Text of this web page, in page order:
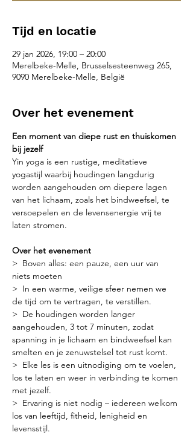
Tijd en locatie
29 jan 2026, 19:00 – 20:00
Merelbeke-Melle, Brusselsesteenweg 265,
9090 Merelbeke-Melle, België
Over het evenement
Een moment van diepe rust en thuiskomen
bij jezelf
Yin yoga is een rustige, meditatieve
yogastijl waarbij houdingen langdurig
worden aangehouden om diepere lagen
van het lichaam, zoals het bindweefsel, te
versoepelen en de levensenergie vrij te
laten stromen.
Over het evenement
>  Boven alles: een pauze, een uur van
niets moeten
>  In een warme, veilige sfeer nemen we
de tijd om te vertragen, te verstillen.
>  De houdingen worden langer
aangehouden, 3 tot 7 minuten, zodat
spanning in je lichaam en bindweefsel kan
smelten en je zenuwstelsel tot rust komt.
>  Elke les is een uitnodiging om te voelen,
los te laten en weer in verbinding te komen
met jezelf.
>  Ervaring is niet nodig – iedereen welkom
los van leeftijd, fitheid, lenigheid en
levensstijl.